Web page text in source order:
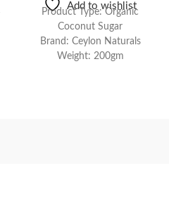
Add to wishlist
Product Type: Organic
Coconut Sugar
Brand: Ceylon Naturals
Weight: 200gm